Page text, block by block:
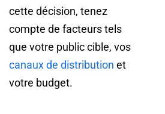
cette décision, tenez
compte de facteurs tels
que votre public cible, vos
canaux de distribution et
votre budget.